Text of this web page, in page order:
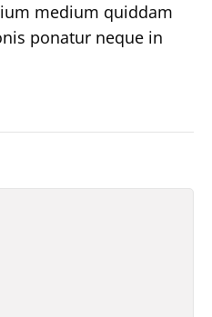
medium quiddam
ponatur neque in